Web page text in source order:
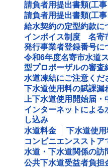
請負者用提出書類(工
請負者用提出書類(工
給水契約の定型約款に
インボイス制度 名寄
発行事業者登録番号に
令和6年度名寄市水道
型プロポーザルの審査
水道凍結にご注意くだ
下水道使用料の賦課漏
上下水道使用開始届・
インターネットによる
し込み
水道料金
下水道使
コンビニエンススト
水道・下水道関係の訪
公共下水道受益者負担